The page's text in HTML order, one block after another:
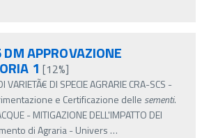
APPROVAZIONE
1 [12%]
VARIETÃ€ DI SPECIE AGRARIE CRA-SCS -
e Certificazione delle sementi.
- MITIGAZIONE DELL'IMPATTO DEI
di Agraria - Univers …